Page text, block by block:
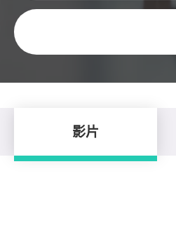
關鍵字
影片